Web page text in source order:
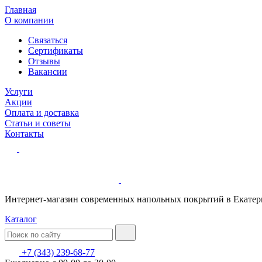
Главная
О компании
Связаться
Сертификаты
Отзывы
Вакансии
Услуги
Акции
Оплата и доставка
Статьи и советы
Контакты
Интернет-магазин современных напольных покрытий в
Каталог
+7 (343) 239-68-77